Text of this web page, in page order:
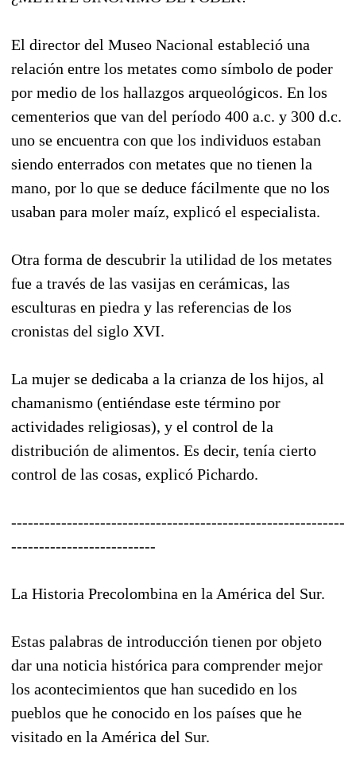
El director del Museo Nacional estableció una
relación entre los metates como símbolo de poder
por medio de los hallazgos arqueológicos. En los
cementerios que van del período 400 a.c. y 300 d.c.
uno se encuentra con que los individuos estaban
siendo enterrados con metates que no tienen la
mano, por lo que se deduce fácilmente que no los
usaban para moler maíz, explicó el especialista.
Otra forma de descubrir la utilidad de los metates
fue a través de las vasijas en cerámicas, las
esculturas en piedra y las referencias de los
cronistas del siglo XVI.
La mujer se dedicaba a la crianza de los hijos, al
chamanismo (entiéndase este término por
actividades religiosas), y el control de la
distribución de alimentos. Es decir, tenía cierto
control de las cosas, explicó Pichardo.
------------------------------------------------------------
--------------------------
La Historia Precolombina en la América del Sur.
Estas palabras de introducción tienen por objeto
dar una noticia histórica para comprender mejor
los acontecimientos que han sucedido en los
pueblos que he conocido en los países que he
visitado en la América del Sur.